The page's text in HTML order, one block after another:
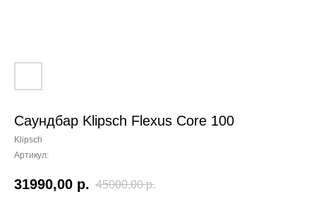
Саундбар Klipsch Flexus Core 100
Klipsch
Артикул:
31990,00 р. 45000,00 р.